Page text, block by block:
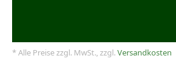
* Alle Preise zzgl. MwSt., zzgl.Versandkosten